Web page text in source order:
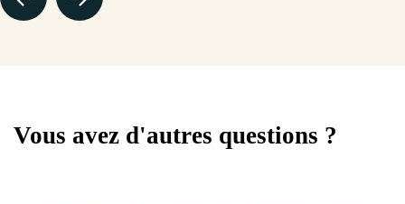
Vous avez d'autres questions ?